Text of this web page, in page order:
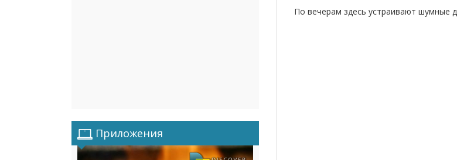
Приложения
По вечерам здесь устраивают шумные